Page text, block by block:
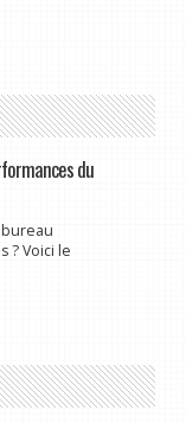
du
? Voici le